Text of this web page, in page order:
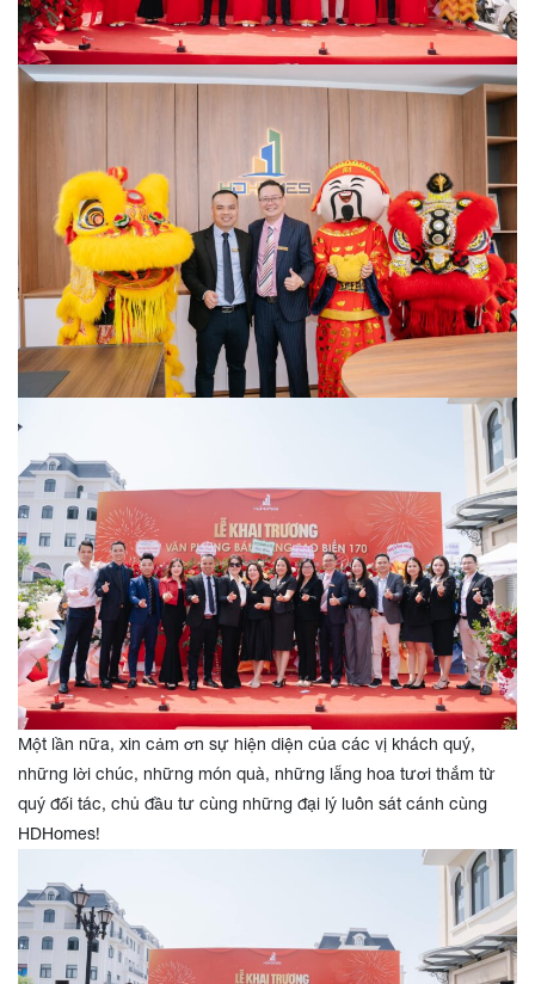
Một lần nữa, xin cảm ơn sự hiện diện của các vị khách quý,
những lời chúc, những món quà, những lẵng hoa tươi thắm từ
quý đối tác, chủ đầu tư cùng những đại lý luôn sát cánh cùng
HDHomes!